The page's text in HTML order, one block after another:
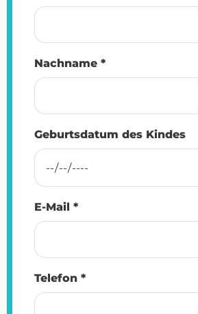
Nachname *
Geburtsdatum des Kindes
E-Mail *
Telefon *